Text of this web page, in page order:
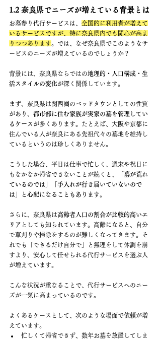
1.2 奈良県でニーズが増えている背景とは
お墓参り代行サービスは、 全国的に利用者が増えて
いるサービスですが、特に奈良県内でも関心が高ま
りつつあります。では、なぜ奈良県でこのようなサ
ービスのニーズが増えているのでしょうか？
背景には、奈良県ならではの地理的・人口構成・生
活スタイルの変化が深く関係しています。
まず、奈良県は関西圏のベッドタウンとしての性質
があり、 都市部に住む家族が実家の墓を管理してい
るケース が多くあります。たとえば、大阪や京都に
住んでいる人が奈良にある先祖代々の墓地を維持し
ているというのは珍しくありません。
こうした場合、平日は仕事で忙しく、週末や祝日に
もなかなか帰省できないことが続くと、
「墓が荒れ
ているのでは」「手入れが行き届いていないので
は」と心配になることもあります。
さらに、奈良県は高齢者人口の割合が比較的高いエ
リア としても知られています。高齢になると、自分
で草刈りや掃除をするのが難しくなってきます。そ
れでも「できるだけ自分で」と無理をして体調を崩
すより、安心して任せられる代行サービスを選ぶ人
が増えています。
こんな状況が重なることで、代行サービスへのニー
ズが一気に高まっているのです。
よくあるケースとして、次のような場面で依頼が増
えています。
忙しくて帰省できず、数年お墓を放置してしま